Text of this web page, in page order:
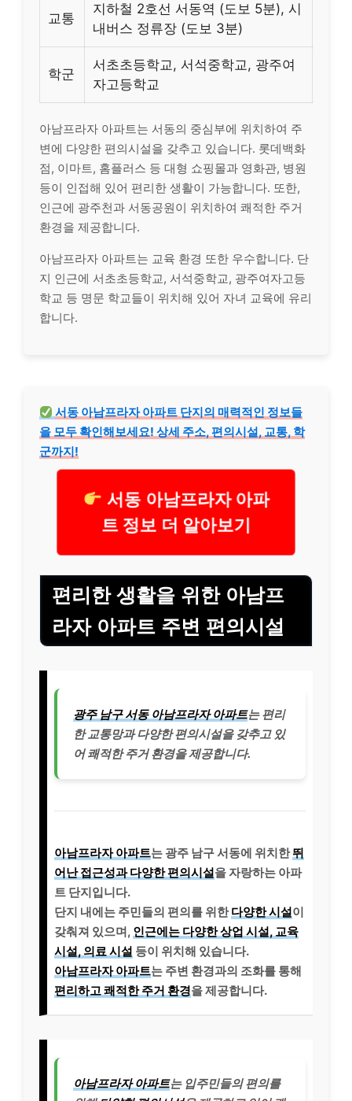
교통
지하철 2호선 서동역 (도보 5분), 시
내버스 정류장 (도보 3분)
학군
서초초등학교, 서석중학교, 광주여
자고등학교
아남프라자 아파트는 서동의 중심부에 위치하여 주
변에 다양한 편의시설을 갖추고 있습니다. 롯데백화
점, 이마트, 홈플러스 등 대형 쇼핑몰과 영화관, 병원
등이 인접해 있어 편리한 생활이 가능합니다. 또한,
인근에 광주천과 서동공원이 위치하여 쾌적한 주거
환경을 제공합니다.
아남프라자 아파트는 교육 환경 또한 우수합니다. 단
지 인근에 서초초등학교, 서석중학교, 광주여자고등
학교 등 명문 학교들이 위치해 있어 자녀 교육에 유리
합니다.
서동 아남프라자 아파트 단지의 매력적인 정보들
을 모두 확인해보세요! 상세 주소, 편의시설, 교통, 학
군까지!
서동 아남프라자 아파
트 정보 더 알아보기
편리한 생활을 위한 아남프
라자 아파트 주변 편의시설
광주 남구 서동 아남프라자 아파트는 편리
한 교통망과 다양한 편의시설을 갖추고 있
어 쾌적한 주거 환경을 제공합니다.
아남프라자 아파트는 광주 남구 서동에 위치한뛰
어난 접근성과 다양한 편의시설을 자랑하는 아파
트 단지입니다.
단지 내에는 주민들의 편의를 위한다양한 시설이
갖춰져 있으며, 인근에는 다양한 상업 시설, 교육
시설, 의료 시설 등이 위치해 있습니다.
아남프라자 아파트는 주변 환경과의 조화를 통해
편리하고 쾌적한 주거 환경을 제공합니다.
아남프라자 아파트는 입주민들의 편의를